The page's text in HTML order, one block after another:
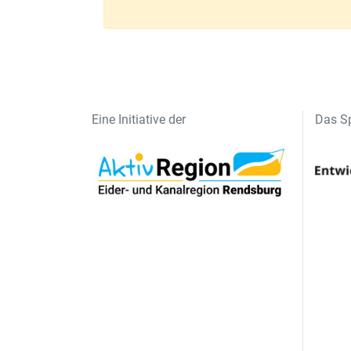
Eine Initiative der Das